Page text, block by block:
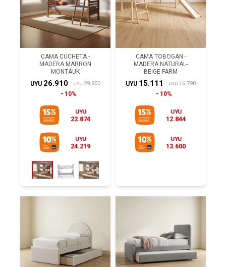
CAMA CUCHETA -
MADERA MARRON
MONTAUK
UYU 26.910 UYU 29.900
10%
UYU
22.874
UYU
24.219
CAMA TOBOGAN -
MADERA NATURAL-
BEIGE FARM
UYU 15.111 UYU 16.790
10%
UYU
12.844
UYU
13.600